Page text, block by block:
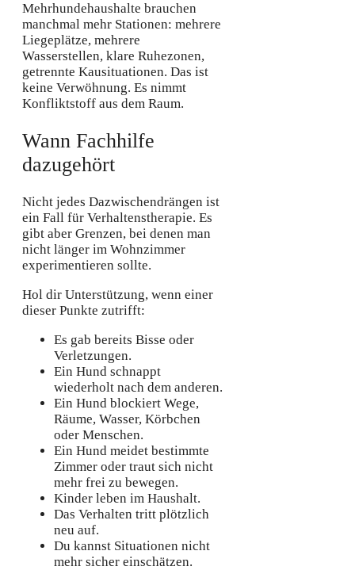
Mehrhundehaushalte brauchen
manchmal mehr Stationen: mehrere
Liegeplätze, mehrere
Wasserstellen, klare Ruhezonen,
getrennte Kausituationen. Das ist
keine Verwöhnung. Es nimmt
Konfliktstoff aus dem Raum.
Wann Fachhilfe
dazugehört
Nicht jedes Dazwischendrängen ist
ein Fall für Verhaltenstherapie. Es
gibt aber Grenzen, bei denen man
nicht länger im Wohnzimmer
experimentieren sollte.
Hol dir Unterstützung, wenn einer
dieser Punkte zutrifft:
Es gab bereits Bisse oder
Verletzungen.
Ein Hund schnappt
wiederholt nach dem anderen.
Ein Hund blockiert Wege,
Räume, Wasser, Körbchen
oder Menschen.
Ein Hund meidet bestimmte
Zimmer oder traut sich nicht
mehr frei zu bewegen.
Kinder leben im Haushalt.
Das Verhalten tritt plötzlich
neu auf.
Du kannst Situationen nicht
mehr sicher einschätzen.